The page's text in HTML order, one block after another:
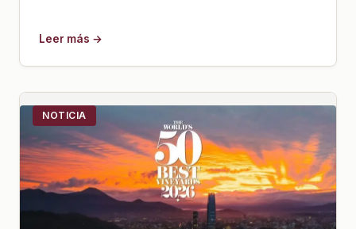
Leer más →
NOTICIA